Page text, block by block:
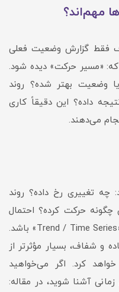
مهم‌اند؟
فقط گزارش وضعیت فعلی
«مسیر حرکت» دیده شود.
وضعیت بهتر شده؟ روند
داده؟ این دقیقاً کاری
تغییری رخ داده؟ روند
حرکت کرده؟ احتمال
زیادی وجود دارد که: رابطه داده شما «Trend / Time Series» باشد.
و شفاف، بسیار مؤثرتر از
کرد. اگر می‌خواهید
آشنا شوید، در مقاله: